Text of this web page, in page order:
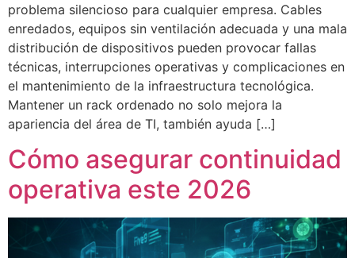
problema silencioso para cualquier empresa. Cables
enredados, equipos sin ventilación adecuada y una mala
distribución de dispositivos pueden provocar fallas
técnicas, interrupciones operativas y complicaciones en
el mantenimiento de la infraestructura tecnológica.
Mantener un rack ordenado no solo mejora la
apariencia del área de TI, también ayuda […]
Cómo asegurar continuidad
operativa este 2026